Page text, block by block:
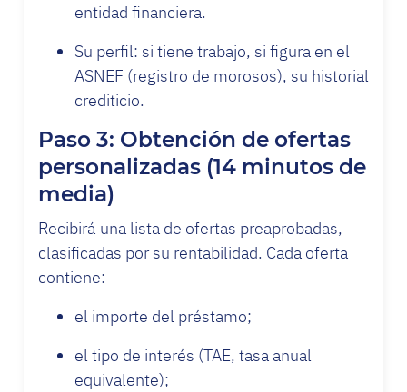
entidad financiera.
Su perfil: si tiene trabajo, si figura en el
ASNEF (registro de morosos), su historial
crediticio.
Paso 3: Obtención de ofertas
personalizadas (14 minutos de
media)
Recibirá una lista de ofertas preaprobadas,
clasificadas por su rentabilidad. Cada oferta
contiene:
el importe del préstamo;
el tipo de interés (TAE, tasa anual
equivalente);